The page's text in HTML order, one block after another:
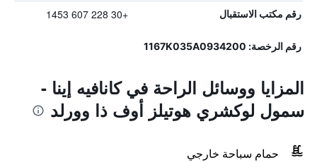
رقم مكتب الاستقبال +30 228 607 1453
رقم الرخصة: 1167Κ035Α0934200
المزايا ووسائل الراحة في كانافيه إينا -
سمول لوكشري هوتيلز أوف ذا وورلد
حمام سباحة خارجي